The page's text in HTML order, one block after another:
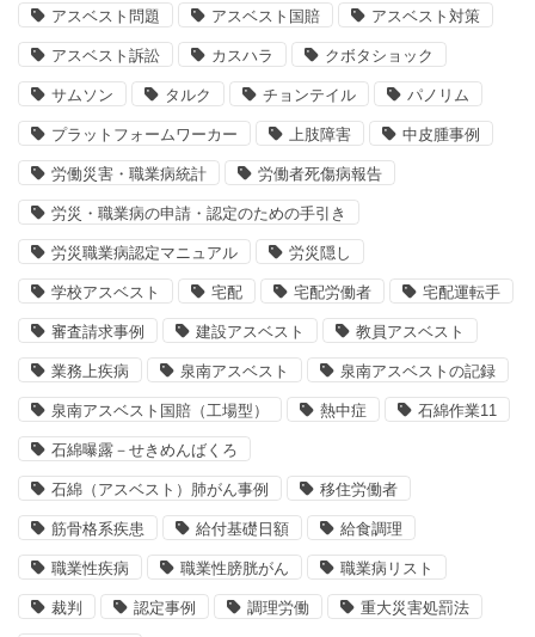
アスベスト問題 アスベスト国賠 アスベスト対策
アスベスト訴訟 カスハラ クボタショック
サムソン タルク チョンテイル パノリム
プラットフォームワーカー 上肢障害 中皮腫事例
労働災害・職業病統計 労働者死傷病報告
労災・職業病の申請・認定のための手引き
労災職業病認定マニュアル 労災隠し
学校アスベスト 宅配 宅配労働者 宅配運転手
審査請求事例 建設アスベスト 教員アスベスト
業務上疾病 泉南アスベスト 泉南アスベストの記録
泉南アスベスト国賠（工場型） 熱中症 石綿作業11
石綿曝露－せきめんばくろ
石綿（アスベスト）肺がん事例 移住労働者
筋骨格系疾患 給付基礎日額 給食調理
職業性疾病 職業性膀胱がん 職業病リスト
裁判 認定事例 調理労働 重大災害処罰法